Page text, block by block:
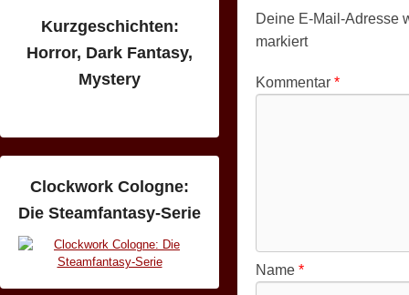
e
d
n
2
0
Deine E-Mail-Adresse
markiert
Kommentar *
Name *
Kurzgeschichten:
Horror, Dark Fantasy,
Mystery
Clockwork Cologne:
Die Steamfantasy-Serie